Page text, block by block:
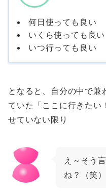
何日使っても良い
いくら使っても良い
いつ行っても良い
となると、自分の中で兼
ていた「ここに行きたい
せていない限り
え～そう
ね？（笑）